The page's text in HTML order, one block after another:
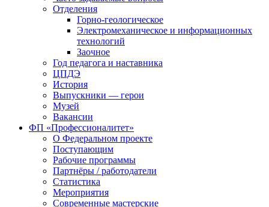
Отделения
Горно-геологическое
Электромеханическое и информационных
технологий
Заочное
Год педагога и наставника
ЦПДЭ
История
Выпускники — герои
Музей
Вакансии
ФП «Профессионалитет»
О Федеральном проекте
Поступающим
Рабочие программы
Партнёры / работодатели
Статистика
Мероприятия
Современные мастерские